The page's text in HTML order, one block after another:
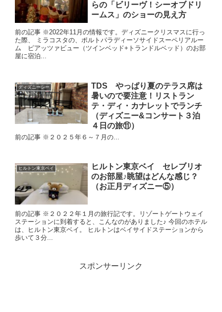
らの「ビリーヴ！シーオブドリ
ームス」のショーの見え方
前の記事 ※2022年11月の情報です。ディズニークリスマスに行っ
た際、 ミラコスタの、ポルトパラディーソサイドスーペリアルー
ム ピアッツァビュー（ツインベッド+トランドルベッド）のお部
屋に宿泊...
ディズニーシー
TDS やっぱり夏のテラス席は
暑いので要注意！リストラン
テ・ディ・カナレットでランチ
（ディズニー&コンサート３泊
４日の旅⑪）
前の記事 ※２０２５年６～７月の...
ヒルトン東京ベイ
ヒルトン東京ベイ セレブリオ
のお部屋♪眺望はどんな感じ？
（お正月ディズニー⑤）
前の記事 ※２０２２年１月の旅行記です。リゾートゲートウェイ
ステーションに到着すると、こんなのがありました♪ 今回のホテル
は、ヒルトン東京ベイ。 ヒルトンはベイサイドステーションから
歩いて３分...
スポンサーリンク